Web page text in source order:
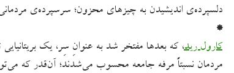
دلسپرده‌ی اندیشیدن به چیزهای محزون؛ سرسپرده‌ی
*
کارول رید، که بعدها مفتخر شد به عنوانِ سِر، یک
مردمان نسبتاً مرفه جامعه محسوب می‌شدند؛ آن‌قدر که